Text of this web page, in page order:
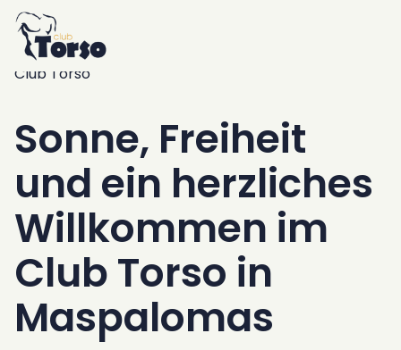
Unterkünfte
Resort
Schwimmbad & Jacuzzi
Bar & Bistro
Garten & Außenbereich
Fitnessraum & Sauna
Keller
Club Torso Konzept
Werbegeschenke
Standort
Home
Sonne, Freiheit und ein herzliches Willkommen im
Club Torso
Sonne, Freiheit
und ein herzliches
Willkommen im
Club Torso in
Maspalomas